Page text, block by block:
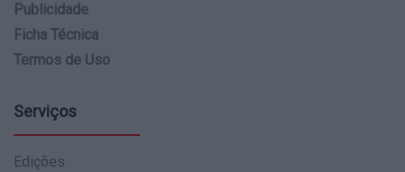
Publicidade
Ficha Técnica
Termos de Uso
Serviços
Edições